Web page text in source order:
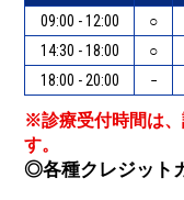
09:00 - 12:00 ○
14:30 - 18:00
○
18:00 - 20:00
−
※診療受付時間は、
す。
◎各種クレジット